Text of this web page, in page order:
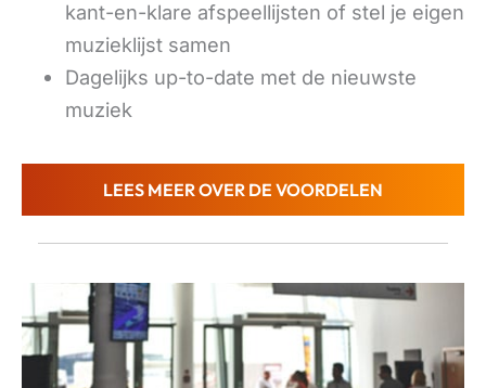
kant-en-klare afspeellijsten of stel je eigen
muzieklijst samen
Dagelijks up-to-date met de nieuwste
muziek
LEES MEER OVER DE VOORDELEN